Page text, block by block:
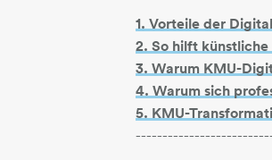
1. Vorteile der
2. So hilft
3. Warum KMU-
4. Warum sich
5. KMU-